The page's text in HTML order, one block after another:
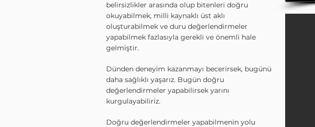
belirsizlikler arasında olup bitenleri doğru
okuyabilmek, milli kaynaklı üst aklı
oluşturabilmek ve duru değerlendirmeler
yapabilmek fazlasıyla gerekli ve önemli hale
gelmiştir.
Dünden deneyim kazanmayı becerirsek, bugünü
daha sağlıklı yaşarız. Bugün doğru
değerlendirmeler yapabilirsek yarını
kurgulayabiliriz.
Doğru değerlendirmeler yapabilmenin yolu